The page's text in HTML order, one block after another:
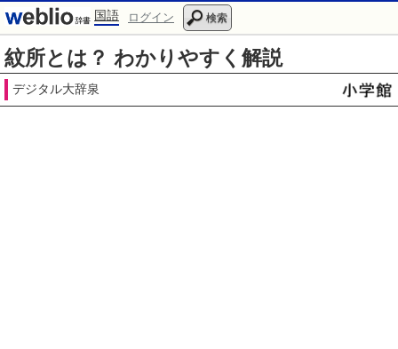
国語 ログイン 検索
紋所とは？ わかりやすく解説
デジタル大辞泉